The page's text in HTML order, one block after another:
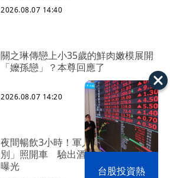
台股投資熱
2026.08.07 14:40
關之琳傳戀上小35歲的鮮肉嫩模展開
「嬤孫戀」？本尊回應了
2026.08.07 14:20
夜間暢飲3小時！軍人喝到「瀕死級
別」照開車 驗出酒測值2.2毫克下場
曝光